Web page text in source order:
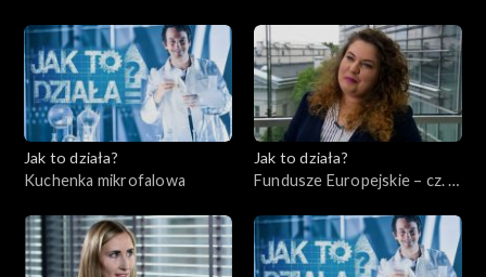
Jak to działa?
Kuchenka mikrofalowa
Jak to działa?
Fundusze Europejskie – cz. 2,